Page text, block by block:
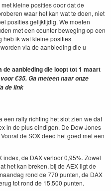
kleine posities door dat de
waar het kan wat te doen, niet
posities gelijktijdig. We moeten
met een counter beweging op een
heb ik wat kleine posities
via de aanbieding die u
de aanbieding die loopt tot 1 maart
€35. Ga meteen naar onze
de link
een rally richting het slot zien we dat
in de plus eindigen. De Dow Jones
de SOX deed het goed met een
index, de DAX verloor 0,95%. Zowel
het kan breken, bij de AEX ligt de
rond de 770 punten, de DAX
tot rond de 15.500 punten.